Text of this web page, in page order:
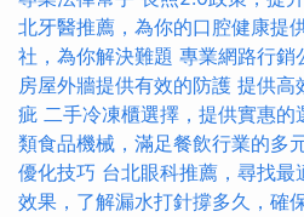
北牙醫推薦，為你的口腔健康提
社，為你解決難題 專業網路行銷
房屋外牆提供有效的防護 提供高
疵 二手冷凍櫃選擇，提供實惠的
類食品機械，滿足餐飲行業的多
優化技巧 台北眼科推薦，尋找最
效果，了解漏水打針撐多久，確